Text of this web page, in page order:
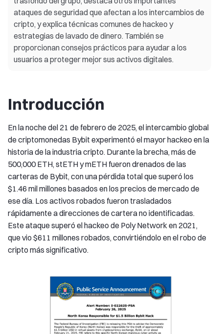
ataques de seguridad que afectan a los intercambios de
cripto, y explica técnicas comunes de hackeo y
estrategias de lavado de dinero. También se
proporcionan consejos prácticos para ayudar a los
usuarios a proteger mejor sus activos digitales.
Introducción
En la noche del 21 de febrero de 2025, el intercambio global
de criptomonedas Bybit experimentó el mayor hackeo en la
historia de la industria cripto. Durante la brecha, más de
500,000 ETH, stETH y mETH fueron drenados de las
carteras de Bybit, con una pérdida total que superó los
$1.46 mil millones basados en los precios de mercado de
ese día. Los activos robados fueron trasladados
rápidamente a direcciones de cartera no identificadas.
Este ataque superó el hackeo de Poly Network en 2021,
que vio $611 millones robados, convirtiéndolo en el robo de
cripto más significativo.